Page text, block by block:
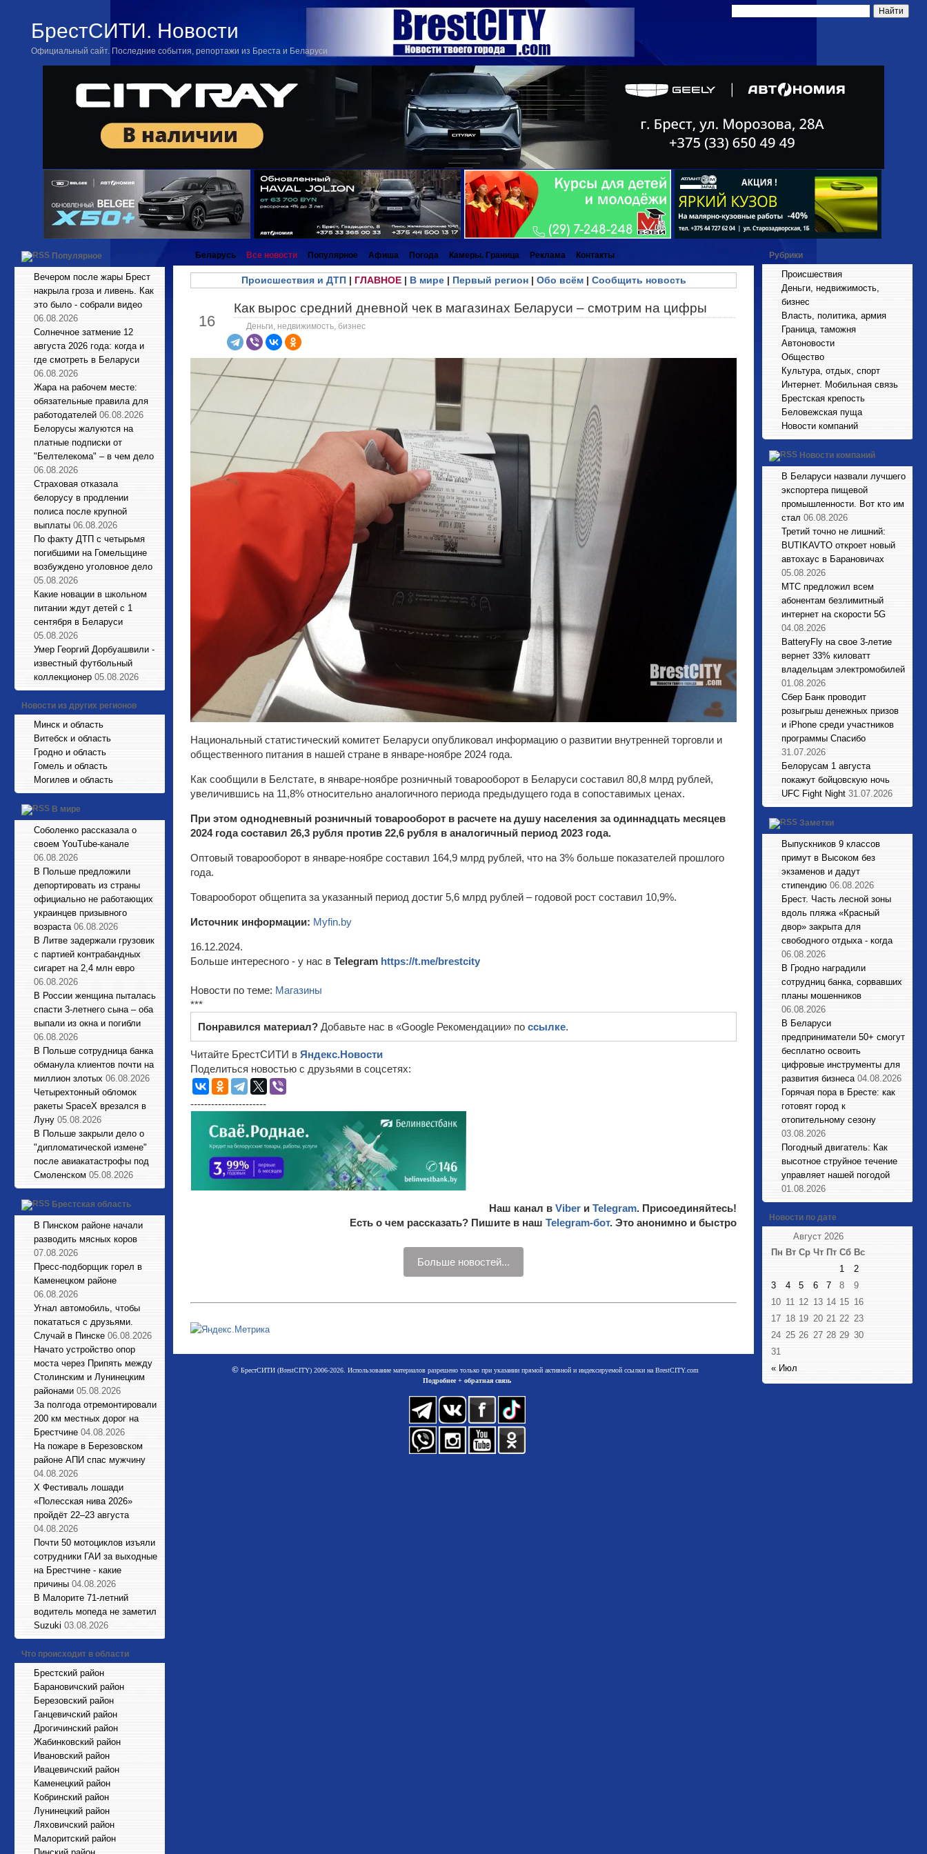
БрестСИТИ. Новости
Официальный сайт. Последние события, репортажи из Бреста и Беларуси
Популярное
Вечером после жары Брест
накрыла гроза и ливень. Как
это было - собрали видео
06.08.2026
Солнечное затмение 12
августа 2026 года: когда и
где смотреть в Беларуси
06.08.2026
Жара на рабочем месте:
обязательные правила для
работодателей 06.08.2026
Белорусы жалуются на
платные подписки от
"Белтелекома" – в чем дело
06.08.2026
Страховая отказала
белорусу в продлении
полиса после крупной
выплаты 06.08.2026
По факту ДТП с четырьмя
погибшими на Гомельщине
возбуждено уголовное дело
05.08.2026
Какие новации в школьном
питании ждут детей с 1
сентября в Беларуси
05.08.2026
Умер Георгий Дорбуашвили -
известный футбольный
коллекционер 05.08.2026
Новости из других регионов
Минск и область
Витебск и область
Гродно и область
Гомель и область
Могилев и область
В мире
Соболенко рассказала о
своем YouTube-канале
06.08.2026
В Польше предложили
депортировать из страны
официально не работающих
украинцев призывного
возраста 06.08.2026
В Литве задержали грузовик
с партией контрабандных
сигарет на 2,4 млн евро
06.08.2026
В России женщина пыталась
спасти 3-летнего сына – оба
выпали из окна и погибли
06.08.2026
В Польше сотрудница банка
обманула клиентов почти на
миллион злотых 06.08.2026
Четырехтонный обломок
ракеты SpaceX врезался в
Луну 05.08.2026
В Польше закрыли дело о
"дипломатической измене"
после авиакатастрофы под
Смоленском 05.08.2026
Брестская область
В Пинском районе начали
разводить мясных коров
07.08.2026
Пресс-подборщик горел в
Каменецком районе
06.08.2026
Угнал автомобиль, чтобы
покататься с друзьями.
Случай в Пинске 06.08.2026
Начато устройство опор
моста через Припять между
Столинским и Лунинецким
районами 05.08.2026
За полгода отремонтировали
200 км местных дорог на
Брестчине 04.08.2026
На пожаре в Березовском
районе АПИ спас мужчину
04.08.2026
X Фестиваль лошади
«Полесская нива 2026»
пройдёт 22–23 августа
04.08.2026
Почти 50 мотоциклов изъяли
сотрудники ГАИ за выходные
на Брестчине - какие
причины 04.08.2026
В Малорите 71-летний
водитель мопеда не заметил
Suzuki 03.08.2026
Что происходит в области
Брестский район
Барановичский район
Березовский район
Ганцевичский район
Дрогичинский район
Жабинковский район
Ивановский район
Ивацевичский район
Каменецкий район
Кобринский район
Лунинецкий район
Ляховичский район
Малоритский район
Беларусь Все новости Популярное Афиша Погода Камеры. Граница Реклама Контакты
Происшествия и ДТП| ГЛАВНОЕ| В мире| Первый регион| Обо всём| Сообщить новость
16
Как вырос средний дневной чек в магазинах Беларуси – смотрим на цифры
Деньги, недвижимость, бизнес
Национальный статистический комитет Беларуси опубликовал информацию о развитии внутренней торговли и
общественного питания в нашей стране в январе-ноябре 2024 года.
Как сообщили в Белстате, в январе-ноябре розничный товарооборот в Беларуси составил 80,8 млрд рублей,
увеличившись на 11,8% относительно аналогичного периода предыдущего года в сопоставимых ценах.
При этом однодневный розничный товарооборот в расчете на душу населения за одиннадцать месяцев
2024 года составил 26,3 рубля против 22,6 рубля в аналогичный период 2023 года.
Оптовый товарооборот в январе-ноябре составил 164,9 млрд рублей, что на 3% больше показателей прошлого
года.
Товарооборот общепита за указанный период достиг 5,6 млрд рублей – годовой рост составил 10,9%.
Источник информации: Myfin.by
16.12.2024.
Больше интересного - у нас в Telegram https://t.me/brestcity
Новости по теме: Магазины
***
Понравился материал? Добавьте нас в «Google Рекомендации» по ссылке.
Читайте БрестСИТИ в Яндекс.Новости
Поделиться новостью с друзьями в соцсетях:
----------------------
Наш канал в Viber и Telegram. Присоединяйтесь!
Есть о чем рассказать? Пишите в наш Telegram-бот. Это анонимно и быстро
Больше новостей...
©БрестСИТИ (BrestCITY) 2006-2026. Использование материалов разрешено только при указании прямой активной и индексируемой ссылки на BrestCITY.com
Подробнее + обратная связь
Рубрики
Происшествия
Деньги, недвижимость,
бизнес
Власть, политика, армия
Граница, таможня
Автоновости
Общество
Культура, отдых, спорт
Интернет. Мобильная связь
Брестская крепость
Беловежская пуща
Новости компаний
Новости компаний
В Беларуси назвали лучшего
экспортера пищевой
промышленности. Вот кто им
стал 06.08.2026
Третий точно не лишний:
BUTIKAVTO откроет новый
автохаус в Барановичах
05.08.2026
МТС предложил всем
абонентам безлимитный
интернет на скорости 5G
04.08.2026
BatteryFly на свое 3-летие
вернет 33% киловатт
владельцам электромобилей
01.08.2026
Сбер Банк проводит
розыгрыш денежных призов
и iPhone среди участников
программы Спасибо
31.07.2026
Белорусам 1 августа
покажут бойцовскую ночь
UFC Fight Night 31.07.2026
Заметки
Выпускников 9 классов
примут в Высоком без
экзаменов и дадут
стипендию 06.08.2026
Брест. Часть лесной зоны
вдоль пляжа «Красный
двор» закрыта для
свободного отдыха - когда
06.08.2026
В Гродно наградили
сотрудниц банка, сорвавших
планы мошенников
06.08.2026
В Беларуси
предприниматели 50+ смогут
бесплатно освоить
цифровые инструменты для
развития бизнеса 04.08.2026
Горячая пора в Бресте: как
готовят город к
отопительному сезону
03.08.2026
Погодный двигатель: Как
высотное струйное течение
управляет нашей погодой
01.08.2026
Новости по дате
Август 2026
Пн Вт Ср Чт Пт Сб Вс
« Июл
1
2
3
4 5 6 7 8
9
10 11 12 13 14 15 16
17 18 19 20 21 22 23
24 25 26 27 28 29 30
31